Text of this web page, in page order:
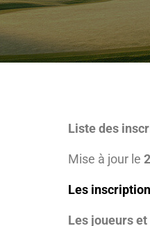
Liste des
Mise à jour le
Les
Les joueurs